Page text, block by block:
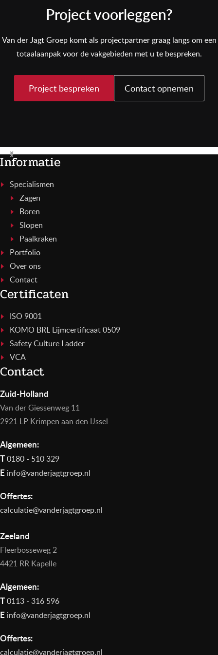
Project voorleggen?
Van der Jagt Groep komt als projectpartner graag langs om een
totaalaanpak voor de vakgebieden met u te bespreken.
Project bespreken Contact opnemen
Informatie
Specialismen
Zagen
Boren
Slopen
Paalkraken
Portfolio
Over ons
Contact
Certificaten
ISO 9001
KOMO BRL Lijmcertificaat 0509
Safety Culture Ladder
VCA
Contact
Zuid-Holland
Van der Giessenweg 11
2921 LP Krimpen aan den IJssel
Algemeen:
T0180 - 510 329
E info@vanderjagtgroep.nl
Offertes:
calculatie@vanderjagtgroep.nl
Zeeland
Fleerbosseweg 2
4421 RR Kapelle
Algemeen:
T0113 - 316 596
E info@vanderjagtgroep.nl
Offertes:
calculatie@vanderjagtgroep.nl